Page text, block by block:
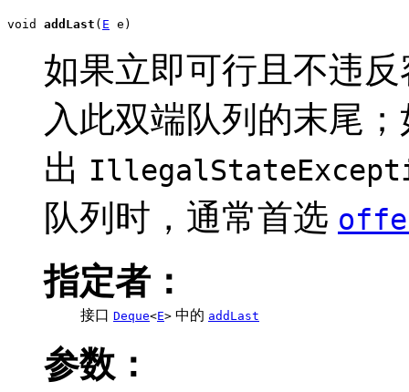
void addLast ( E e)
如果立即可行且不违
入此双端队列的末尾
出
队列时，通常首选
指定者：
接口 Deque<E> 中的 addLast
参数：